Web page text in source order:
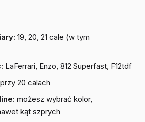
19, 20, 21 cale (w tym
LaFerrari, Enzo, 812 Superfast, F12tdf
20 calach
możesz wybrać kolor,
kąt szprych